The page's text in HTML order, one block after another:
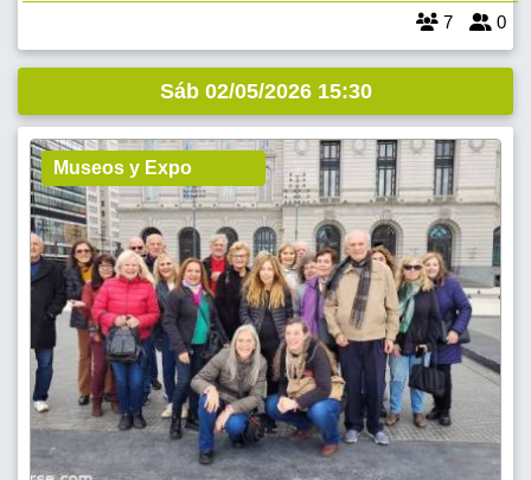
7 0
Sáb 02/05/2026 15:30
Museos y Expo